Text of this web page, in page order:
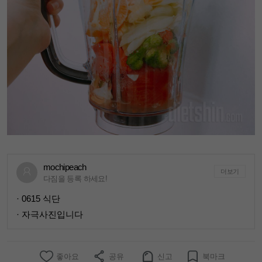
mochipeach
다짐을 등록 하세요!
더보기
· 0615 식단
· 자극사진입니다
좋아요 공유 신고 북마크